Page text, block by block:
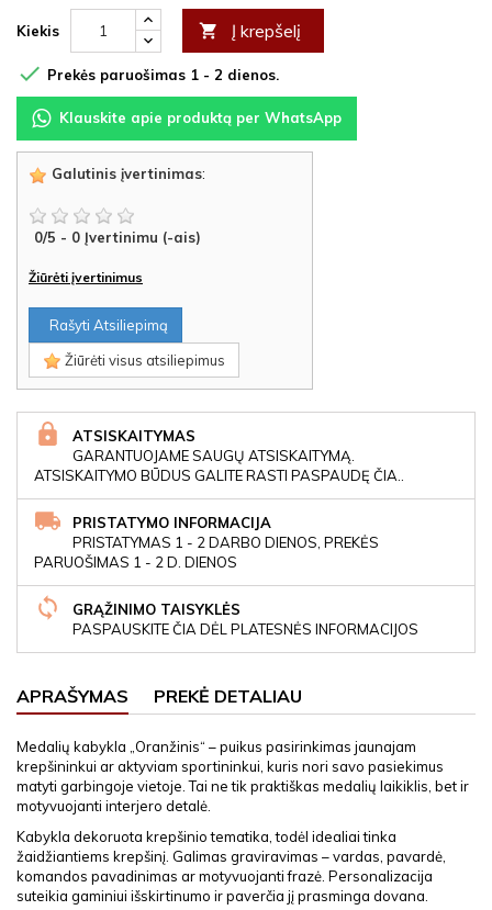
Kiekis  Į krepšelį
 Prekės paruošimas 1 - 2 dienos.
Klauskite apie produktą per WhatsApp
Galutinis įvertinimas:
0/5 - 0 Įvertinimu (-ais)
Žiūrėti įvertinimus
Rašyti Atsiliepimą
Žiūrėti visus atsiliepimus
ATSISKAITYMAS
GARANTUOJAME SAUGŲ ATSISKAITYMĄ.
ATSISKAITYMO BŪDUS GALITE RASTI PASPAUDĘ ČIA..
PRISTATYMO INFORMACIJA
PRISTATYMAS 1 - 2 DARBO DIENOS, PREKĖS
PARUOŠIMAS 1 - 2 D. DIENOS
GRĄŽINIMO TAISYKLĖS
PASPAUSKITE ČIA DĖL PLATESNĖS INFORMACIJOS
APRAŠYMAS PREKĖ DETALIAU
Medalių kabykla „Oranžinis“ – puikus pasirinkimas jaunajam
krepšininkui ar aktyviam sportininkui, kuris nori savo pasiekimus
matyti garbingoje vietoje. Tai ne tik praktiškas medalių laikiklis, bet ir
motyvuojanti interjero detalė.
Kabykla dekoruota krepšinio tematika, todėl idealiai tinka
žaidžiantiems krepšinį. Galimas graviravimas – vardas, pavardė,
komandos pavadinimas ar motyvuojanti frazė. Personalizacija
suteikia gaminiui išskirtinumo ir paverčia jį prasminga dovana.